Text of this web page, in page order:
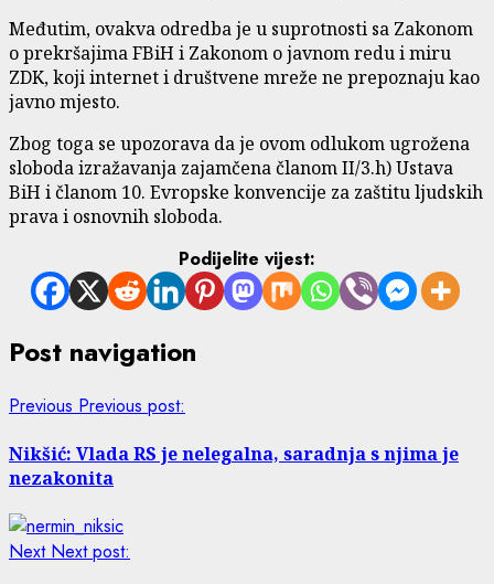
Međutim, ovakva odredba je u suprotnosti sa Zakonom
o prekršajima FBiH i Zakonom o javnom redu i miru
ZDK, koji internet i društvene mreže ne prepoznaju kao
javno mjesto.
Zbog toga se upozorava da je ovom odlukom ugrožena
sloboda izražavanja zajamčena članom II/3.h) Ustava
BiH i članom 10. Evropske konvencije za zaštitu ljudskih
prava i osnovnih sloboda.
Podijelite vijest:
Post navigation
Previous Previous post:
Nikšić: Vlada RS je nelegalna, saradnja s njima je
nezakonita
Next Next post: